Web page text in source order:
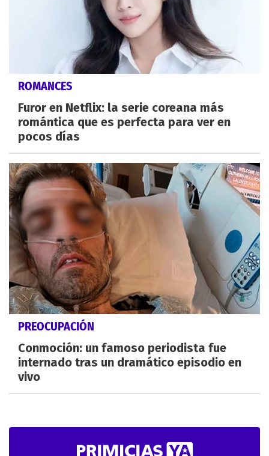
ROMANCES
Furor en Netflix: la serie coreana más
romántica que es perfecta para ver en
pocos días
PREOCUPACIÓN
Conmoción: un famoso periodista fue
internado tras un dramático episodio en
vivo